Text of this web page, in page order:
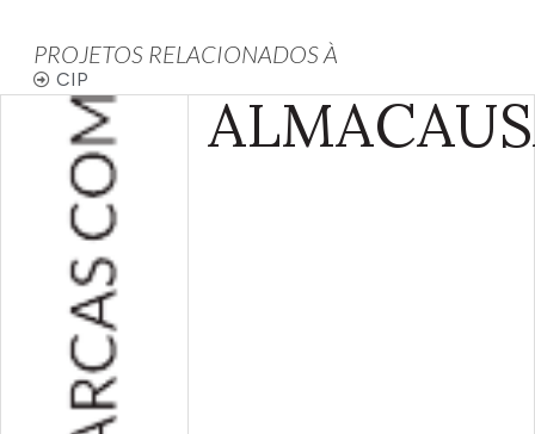
PROJETOS RELACIONADOS À
CIP
ALMA